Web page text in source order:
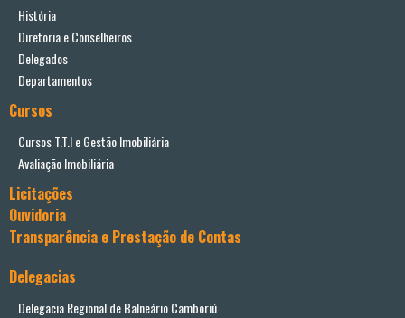
História
Diretoria e Conselheiros
Delegados
Departamentos
Cursos
Cursos T.T.I e Gestão Imobiliária
Avaliação Imobiliária
Licitações
Ouvidoria
Transparência e Prestação de Contas
Delegacias
Delegacia Regional de Balneário Camboriú